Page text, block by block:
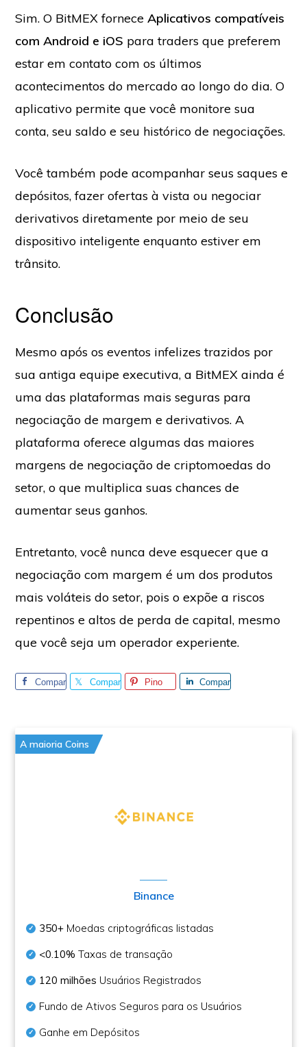
Sim. O BitMEX forneceAplicativos compatíveis
com Android e iOS para traders que preferem
estar em contato com os últimos
acontecimentos do mercado ao longo do dia. O
aplicativo permite que você monitore sua
conta, seu saldo e seu histórico de negociações.
Você também pode acompanhar seus saques e
depósitos, fazer ofertas à vista ou negociar
derivativos diretamente por meio de seu
dispositivo inteligente enquanto estiver em
trânsito.
Conclusão
Mesmo após os eventos infelizes trazidos por
sua antiga equipe executiva, a BitMEX ainda é
uma das plataformas mais seguras para
negociação de margem e derivativos. A
plataforma oferece algumas das maiores
margens de negociação de criptomoedas do
setor, o que multiplica suas chances de
aumentar seus ganhos.
Entretanto, você nunca deve esquecer que a
negociação com margem é um dos produtos
mais voláteis do setor, pois o expõe a riscos
repentinos e altos de perda de capital, mesmo
que você seja um operador experiente.
Compar
Compar
Pino
Compar
A maioria Coins
Binance
350+ Moedas criptográficas listadas
<0.10% Taxas de transação
120 milhões Usuários Registrados
Fundo de Ativos Seguros para os Usuários
Ganhe em Depósitos